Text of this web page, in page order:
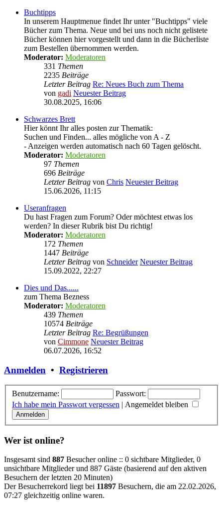
Buchtipps
In unserem Hauptmenue findet Ihr unter "Buchtipps" viele
Bücher zum Thema. Neue und bei uns noch nicht gelistete
Bücher können hier vorgestellt und dann in die Bücherliste
zum Bestellen übernommen werden.
Moderator: Moderatoren
331 Themen
2235 Beiträge
Letzter Beitrag Re: Neues Buch zum Thema
von gadi Neuester Beitrag
30.08.2025, 16:06
Schwarzes Brett
Hier könnt Ihr alles posten zur Thematik:
Suchen und Finden... alles mögliche von A - Z
- Anzeigen werden automatisch nach 60 Tagen gelöscht.
Moderator: Moderatoren
97 Themen
696 Beiträge
Letzter Beitrag von Chris Neuester Beitrag
15.06.2026, 11:15
Useranfragen
Du hast Fragen zum Forum? Oder möchtest etwas los
werden? In dieser Rubrik bist Du richtig!
Moderator: Moderatoren
172 Themen
1447 Beiträge
Letzter Beitrag von Schneider Neuester Beitrag
15.09.2022, 22:27
Dies und Das......
zum Thema Bezness
Moderator: Moderatoren
439 Themen
10574 Beiträge
Letzter Beitrag Re: Begrüßungen
von Cimmone Neuester Beitrag
06.07.2026, 16:52
Anmelden • Registrieren
Benutzername:
Passwort:
Ich habe mein Passwort vergessen | Angemeldet bleiben
Wer ist online?
Insgesamt sind 887 Besucher online :: 0 sichtbare Mitglieder, 0
unsichtbare Mitglieder und 887 Gäste (basierend auf den aktiven
Besuchern der letzten 20 Minuten)
Der Besucherrekord liegt bei 11897 Besuchern, die am 22.02.2026,
07:27 gleichzeitig online waren.